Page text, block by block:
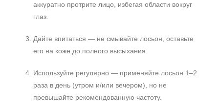
аккуратно протрите лицо, избегая области вокруг
глаз.
Дайте впитаться — не смывайте лосьон, оставьте
его на коже до полного высыхания.
Используйте регулярно — применяйте лосьон 1–2
раза в день (утром и/или вечером), но не
превышайте рекомендованную частоту.